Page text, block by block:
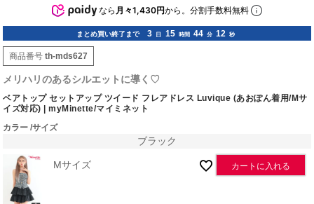
なら 月々1,430円から。分割手数料無料
まとめ買い終了まで 3 日 15 時間 44 分 11 秒
商品番号 th-mds627
メリハリのあるシルエットに導く♡
ベアトップ セットアップ ツイード フレアドレス Luvique (あおぽん着用/Mサ
イズ対応) | myMinette/マイミネット
カラー サイズ
ブラック
Mサイズ カートに入れる